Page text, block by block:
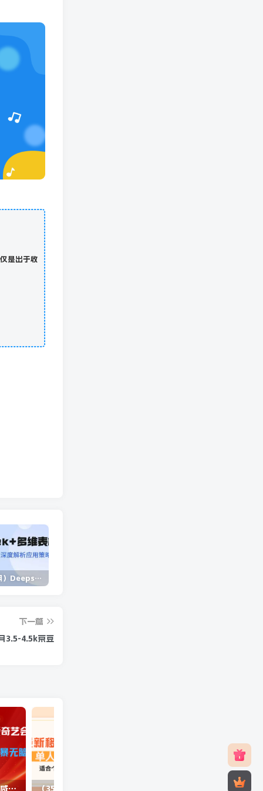
是出于收
（14280期）Deepseek+多维表格，银行营销新利器，深度解析应用策略，提升营销效果
下一篇
3.5-4.5k京豆
（10784期）最新蓝海项目咸鱼零成本卖爱奇艺会员小白有手就行 无脑操作轻松日入三位数